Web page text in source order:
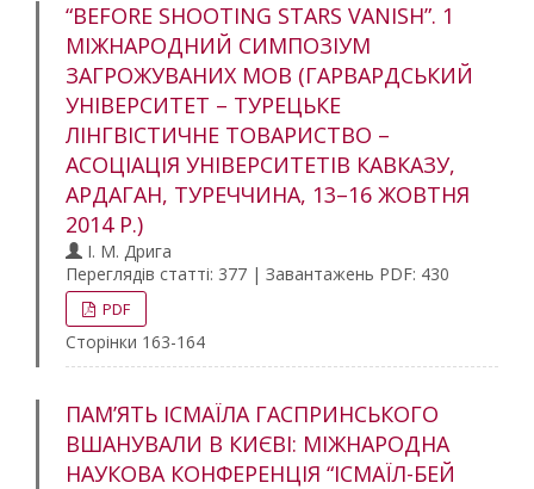
“BEFORE SHOOTING STARS VANISH”. 1
МІЖНАРОДНИЙ СИМПОЗІУМ
ЗАГРОЖУВАНИХ МОВ (ГАРВАРДСЬКИЙ
УНІВЕРСИТЕТ – ТУРЕЦЬКЕ
ЛІНГВІСТИЧНЕ ТОВАРИСТВО –
АСОЦІАЦІЯ УНІВЕРСИТЕТІВ КАВКАЗУ,
АРДАГАН, ТУРЕЧЧИНА, 13–16 ЖОВТНЯ
2014 Р.)
І. М. Дрига
Переглядів статті: 377 | Завантажень PDF: 430
PDF
Сторінки 163-164
ПАМ’ЯТЬ ІСМАЇЛА ГАСПРИНСЬКОГО
ВШАНУВАЛИ В КИЄВІ: МІЖНАРОДНА
НАУКОВА КОНФЕРЕНЦІЯ “ІСМАЇЛ-БЕЙ